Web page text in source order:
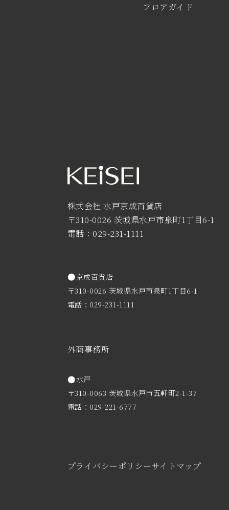
フロアガイド
株式会社 水戸京成百貨店
〒310-0026 茨城県水戸市泉町1丁目6-1
電話：029-231-1111
京成百貨店
〒310-0026 茨城県水戸市泉町1丁目6-1
電話：029-231-1111
外商事務所
水戸
〒310-0063 茨城県水戸市五軒町2-1-37
電話：029-221-6777
プライバシーポリシーサイトマップ